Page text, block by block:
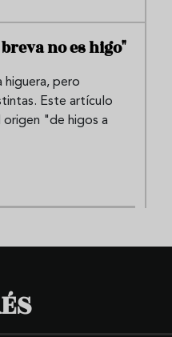
no es higo"
higuera, pero
Este artículo
origen "de higos a